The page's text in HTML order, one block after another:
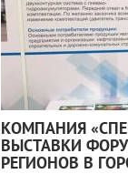
КОМПАНИЯ
ВЫСТАВКИ
РЕГИОНОВ В